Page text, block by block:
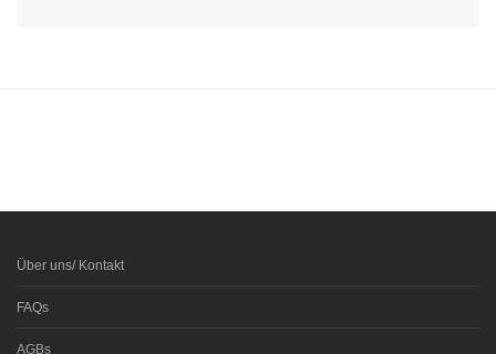
Über uns/ Kontakt
FAQs
AGBs